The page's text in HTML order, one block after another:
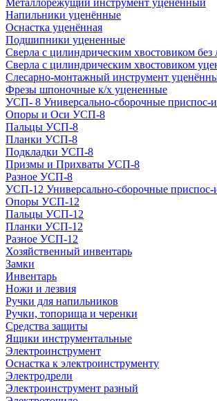
Металлорежущий инструмент уценённый
Напильники уценённые
Оснастка уценённая
Подшипники уцененные
Сверла с цилиндрическим хвостовиком без
Сверла с цилиндрическим хвостовиком
Слесарно-монтажный инструмент
Фрезы шпоночные к/х уцененные
УСП- 8 Универсально-сборочные приспос-
Опоры и Оси УСП-8
Пальцы УСП-8
Планки УСП-8
Подкладки УСП-8
Призмы и Прихваты УСП-8
Разное УСП-8
УСП-12 Универсально-сборочные приспос-
Опоры УСП-12
Пальцы УСП-12
Планки УСП-12
Разное УСП-12
Хозяйственный инвентарь
Замки
Инвентарь
Ножи и лезвия
Ручки для напильников
Ручки, топорища и черенки
Средства защиты
Ящики инструментальные
Электроинструмент
Оснастка к электроинструменту
Электродрели
Электроинструмент разный